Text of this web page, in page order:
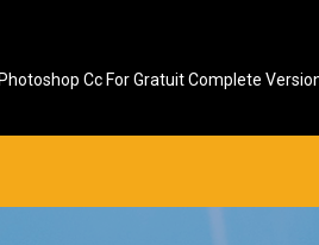
Cc For Gratuit Complete